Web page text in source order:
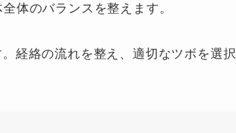
体のバランスを整えます。
経絡の流れを整え、適切なツボを選択